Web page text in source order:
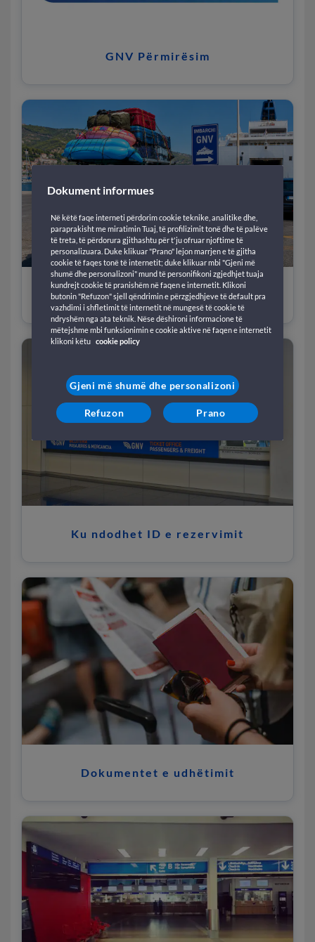
GNV Përmirësim
Bagazhet
Ku ndodhet ID e rezervimit
Dokumentet e udhëtimit
Dokument informues
Në këtë faqe interneti përdorim cookie teknike, analitike dhe,
paraprakisht me miratimin Tuaj, të profilizimit tonë dhe të palëve
të treta, të përdorura gjithashtu për t'ju ofruar njoftime të
personalizuara. Duke klikuar "Prano" lejon marrjen e të gjitha
cookie të faqes tonë të internetit; duke klikuar mbi "Gjeni më
shumë dhe personalizoni" mund të personifikoni zgjedhjet tuaja
kundrejt cookie të pranishëm në faqen e internetit. Klikoni
butonin "Refuzon" sjell qëndrimin e përzgjedhjeve të default pra
vazhdimi i shfletimit të internetit në mungesë të cookie të
ndryshëm nga ata teknik. Nëse dëshironi informacione të
mëtejshme mbi funksionimin e cookie aktive në faqen e internetit
klikoni këtu cookie policy
Gjeni më shumë dhe personalizoni
Refuzon Prano